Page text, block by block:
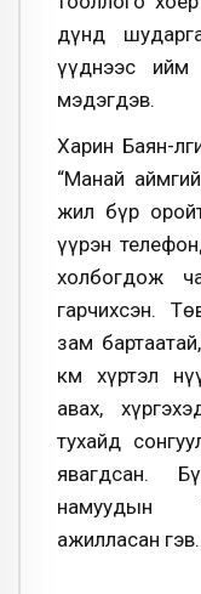
дүнд
үүднээс ийм
мэдэгдэв.
Харин Баян-
“Манай
жил бүр
үүрэн
холбогдож
гарчихсэн.
зам
км хүртэл
авах,
тухайд
явагдсан.
намуудын
ажилласан гэв.